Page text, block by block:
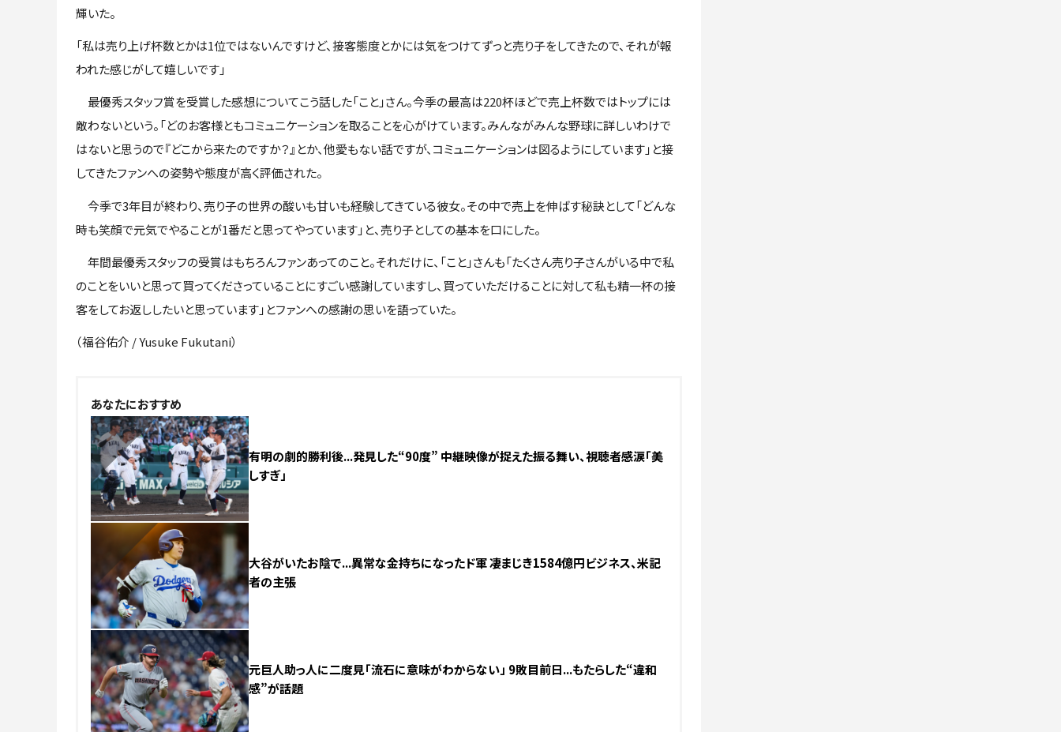
輝いた。
「私は売り上げ杯数とかは1位ではないんですけど、接客態度とかには気をつけてずっと売り子をしてきたので、それが報
われた感じがして嬉しいです」
最優秀スタッフ賞を受賞した感想についてこう話した「こと」さん。今季の最高は220杯ほどで売上杯数ではトップには
敵わないという。「どのお客様ともコミュニケーションを取ることを心がけています。みんながみんな野球に詳しいわけで
はないと思うので『どこから来たのですか？』とか、他愛もない話ですが、コミュニケーションは図るようにしています」と接
してきたファンへの姿勢や態度が高く評価された。
今季で3年目が終わり、売り子の世界の酸いも甘いも経験してきている彼女。その中で売上を伸ばす秘訣として「どんな
時も笑顔で元気でやることが1番だと思ってやっています」と、売り子としての基本を口にした。
年間最優秀スタッフの受賞はもちろんファンあってのこと。それだけに、「こと」さんも「たくさん売り子さんがいる中で私
のことをいいと思って買ってくださっていることにすごい感謝していますし、買っていただけることに対して私も精一杯の接
客をしてお返ししたいと思っています」とファンへの感謝の思いを語っていた。
（福谷佑介 / Yusuke Fukutani）
あなたにおすすめ
有明の劇的勝利後...発見した“90度” 中継映像が捉えた振る舞い、視聴者感涙「美
しすぎ」
大谷がいたお陰で...異常な金持ちになったド軍 凄まじき1584億円ビジネス、米記
者の主張
元巨人助っ人に二度見「流石に意味がわからない」 9敗目前日...もたらした“違和
感”が話題